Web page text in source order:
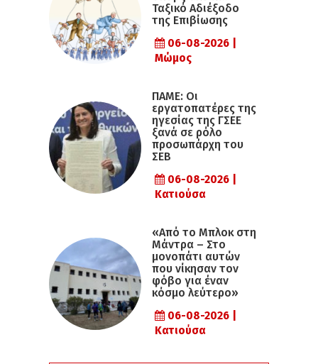
Ταξικό Αδιέξοδο
της Επιβίωσης
06-08-2026 |
Μώμος
ΠΑΜΕ: Οι
εργατοπατέρες της
ηγεσίας της ΓΣΕΕ
ξανά σε ρόλο
προσωπάρχη του
ΣΕΒ
06-08-2026 |
Κατιούσα
«Από το Μπλοκ στη
Μάντρα – Στο
μονοπάτι αυτών
που νίκησαν τον
φόβο για έναν
κόσμο λεύτερο»
06-08-2026 |
Κατιούσα